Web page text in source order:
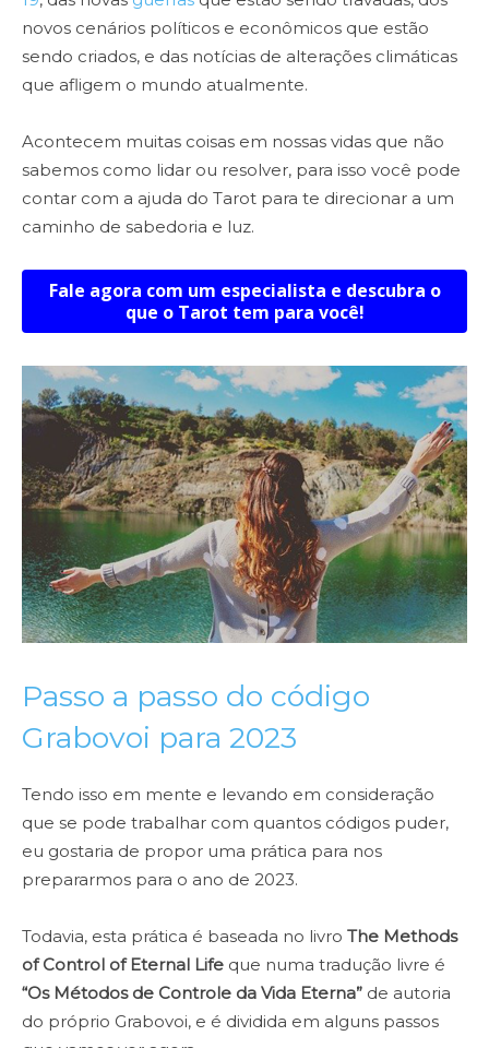
novos cenários políticos e econômicos que estão
sendo criados, e das notícias de alterações climáticas
que afligem o mundo atualmente.
Acontecem muitas coisas em nossas vidas que não
sabemos como lidar ou resolver, para isso você pode
contar com a ajuda do Tarot para te direcionar a um
caminho de sabedoria e luz.
Fale agora com um especialista e descubra o
que o Tarot tem para você!
Passo a passo do código
Grabovoi para 2023
Tendo isso em mente e levando em consideração
que se pode trabalhar com quantos códigos puder,
eu gostaria de propor uma prática para nos
prepararmos para o ano de 2023.
Todavia, esta prática é baseada no livro The Methods
of Control of Eternal Life que numa tradução livre é
“Os Métodos de Controle da Vida Eterna” de autoria
do próprio Grabovoi, e é dividida em alguns passos